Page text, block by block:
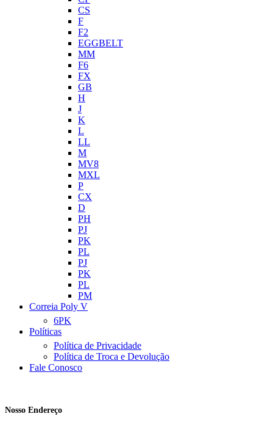
CS
F
F2
EGGBELT
MM
F6
FX
GB
H
J
K
L
LL
M
MV8
MXL
P
CX
D
PH
PJ
PK
PL
PJ
PK
PL
PM
Correia Poly V
6PK
Políticas
Política de Privacidade
Política de Troca e Devolução
Fale Conosco
Nosso Endereço